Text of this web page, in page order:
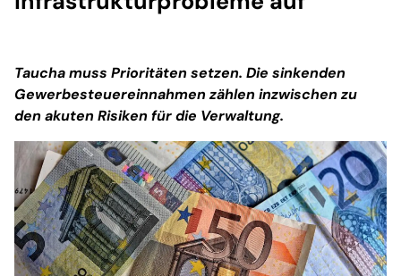
Taucha muss Prioritäten setzen. Die sinkenden
Gewerbesteuereinnahmen zählen inzwischen zu
den akuten Risiken für die Verwaltung.